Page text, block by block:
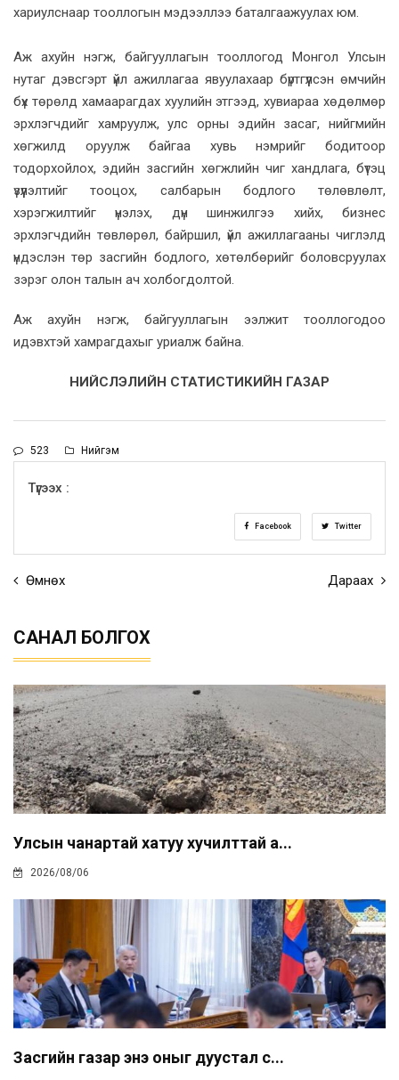
хариулснаар тооллогын мэдээллээ баталгаажуулах юм.
Аж ахуйн нэгж, байгууллагын тооллогод Монгол Улсын
нутаг дэвсгэрт үйл ажиллагаа явуулахаар бүртгүүлсэн өмчийн
бүх төрөлд хамаарагдах хуулийн этгээд, хувиараа хөдөлмөр
эрхлэгчдийг хамруулж, улс орны эдийн засаг, нийгмийн
хөгжилд оруулж байгаа хувь нэмрийг бодитоор
тодорхойлох, эдийн засгийн хөгжлийн чиг хандлага, бүтэц
үзүүлэлтийг тооцох, салбарын бодлого төлөвлөлт,
хэрэгжилтийг үнэлэх, дүн шинжилгээ хийх, бизнес
эрхлэгчдийн төвлөрөл, байршил, үйл ажиллагааны чиглэлд
үндэслэн төр засгийн бодлого, хөтөлбөрийг боловсруулах
зэрэг олон талын ач холбогдолтой.
Аж ахуйн нэгж, байгууллагын ээлжит тооллогодоо
идэвхтэй хамрагдахыг уриалж байна.
НИЙСЛЭЛИЙН СТАТИСТИКИЙН ГАЗАР
523 Нийгэм
Түгээх :
Facebook Twitter
Өмнөх Дараах
САНАЛ БОЛГОХ
Улсын чанартай хатуу хучилттай а...
2026/08/06
Засгийн газар энэ оныг дуустал с...